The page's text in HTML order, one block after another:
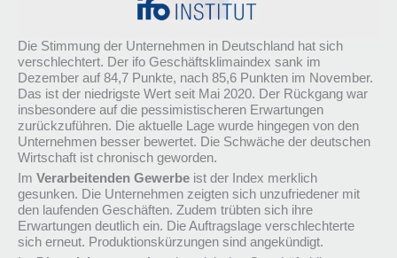
Die Stimmung der Unternehmen in Deutschland hat sich
verschlechtert. Der ifo Geschäftsklimaindex sank im
Dezember auf 84,7 Punkte, nach 85,6 Punkten im November.
Das ist der niedrigste Wert seit Mai 2020. Der Rückgang war
insbesondere auf die pessimistischeren Erwartungen
zurückzuführen. Die aktuelle Lage wurde hingegen von den
Unternehmen besser bewertet. Die Schwäche der deutschen
Wirtschaft ist chronisch geworden.
Im Verarbeitenden Gewerbe ist der Index merklich
gesunken. Die Unternehmen zeigten sich unzufriedener mit
den laufenden Geschäften. Zudem trübten sich ihre
Erwartungen deutlich ein. Die Auftragslage verschlechterte
sich erneut. Produktionskürzungen sind angekündigt.